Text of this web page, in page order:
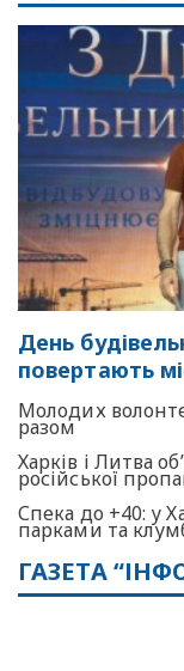
День
повертають
Молодих
разом
Харків і Литва
російської
Спека до +40: у
парками та
ГАЗЕТА